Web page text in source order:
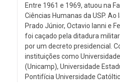
Entre 1961 e 1969, atuou na
Ciências Humanas da USP.
Prado Júnior, Octavio Ianni e
foi caçado pela ditadura
por um decreto presidencial.
instituições como
(Unicamp), Universidade
Pontifícia Universidade